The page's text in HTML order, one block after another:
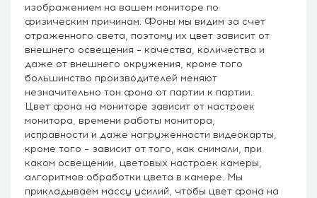
изображением на вашем мониторе по
физическим причинам. Фоны мы видим за счет
отраженного света, поэтому их цвет зависит от
внешнего освещения – качества, количества и
даже от внешнего окружения, кроме того
большинство производителей меняют
незначительно тон фона от партии к партии.
Цвет фона на мониторе зависит от настроек
монитора, времени работы монитора,
исправности и даже нагруженности видеокарты,
кроме того – зависит от того, как снимали, при
каком освещении, цветовых настроек камеры,
алгоритмов обработки цвета в камере. Мы
прикладываем массу усилий, чтобы цвет фона на